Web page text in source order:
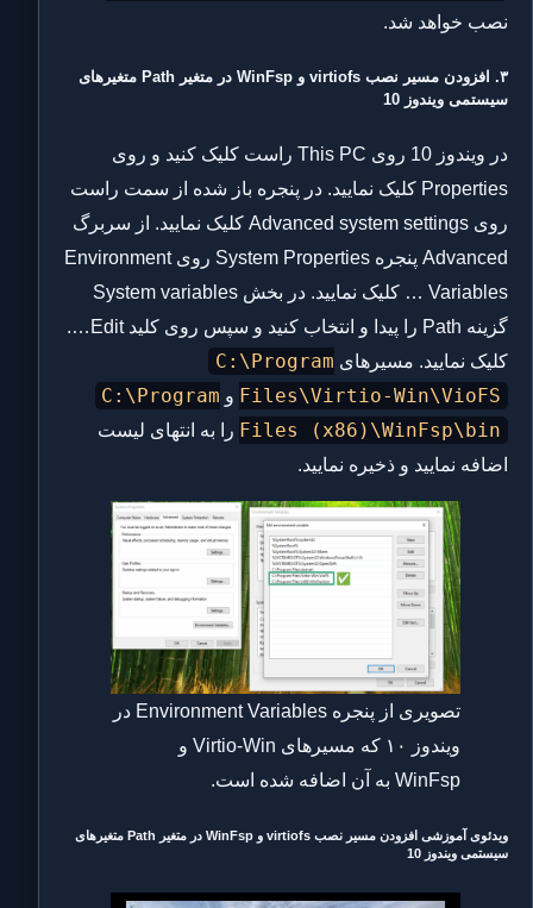
نصب خواهد شد.
۳. افزودن مسیر نصب virtiofs و WinFsp در متغیر Path متغیرهای
سیستمی ویندوز 10
در ویندوز 10 روی This PC راست کلیک کنید و روی
Properties کلیک نمایید. در پنجره باز شده از سمت راست
روی Advanced system settings کلیک نمایید. از سربرگ
Advanced پنجره System Properties روی Environment
Variables … کلیک نمایید. در بخش System variables
گزینه Path را پیدا و انتخاب کنید و سپس روی کلید Edit….
کلیک نمایید. مسیرهای C:\Program
Files\Virtio-Win\VioFS و C:\Program
Files (x86)\WinFsp\bin را به انتهای لیست
اضافه نمایید و ذخیره نمایید.
تصویری از پنجره Environment Variables در
ویندوز ۱۰ که مسیرهای Virtio-Win و
WinFsp به آن اضافه شده است.
ویدئوی آموزشی افزودن مسیر نصب virtiofs و WinFsp در متغیر Path متغیرهای
سیستمی ویندوز 10